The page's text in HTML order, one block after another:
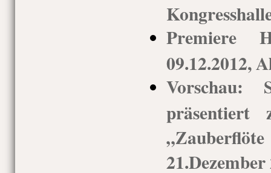
Premiere
09.12.2012,
Vorschau:
präsentiert
21.Dezember